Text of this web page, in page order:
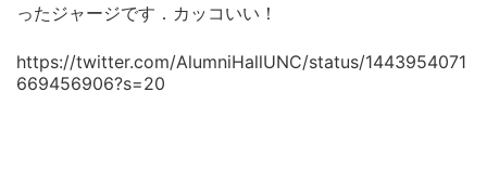
ったジャージです．カッコいい！
https://twitter.com/AlumniHallUNC/status/1443954071
669456906?s=20